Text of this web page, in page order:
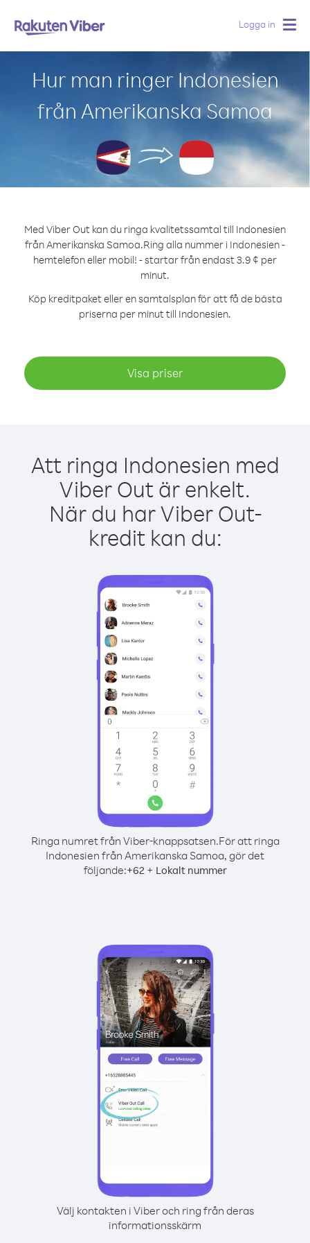
Logga in
Hur man ringer Indonesien
från Amerikanska Samoa
Med Viber Out kan du ringa kvalitetssamtal till Indonesien
från Amerikanska Samoa.Ring alla nummer i Indonesien -
hemtelefon eller mobil! - startar från endast 3.9 ¢ per
minut.
Köp kreditpaket eller en samtalsplan för att få de bästa
priserna per minut till Indonesien.
Visa priser
Att ringa Indonesien med
Viber Out är enkelt.
När du har Viber Out-
kredit kan du:
Ringa numret från Viber-knappsatsen.För att ringa
Indonesien från Amerikanska Samoa, gör det
följande:+62+ Lokalt nummer
Välj kontakten i Viber och ring från deras
informationsskärm